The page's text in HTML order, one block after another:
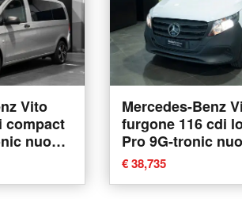
Vito
compact
nuova
Mercedes-Benz
furgone 116 cdi
Pro 9G-tronic
Ancona
€ 38,735